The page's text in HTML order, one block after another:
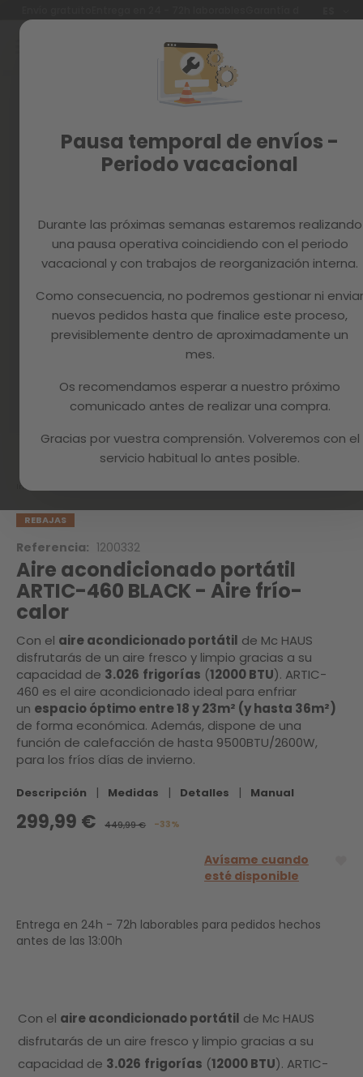
Pausa temporal de envíos -
Periodo vacacional
Durante las próximas semanas estaremos realizando
una pausa operativa coincidiendo con el periodo
vacacional y con trabajos de reorganización interna.
Como consecuencia, no podremos gestionar ni enviar
nuevos pedidos hasta que finalice este proceso,
previsiblemente dentro de aproximadamente un
mes.
Os recomendamos esperar a nuestro próximo
comunicado antes de realizar una compra.
Gracias por vuestra comprensión. Volveremos con el
servicio habitual lo antes posible.
beginning
gallery
Inicio
REBAJAS
Referencia: 1200332
Aire acondicionado portátil
ARTIC-460 BLACK - Aire frío-
calor
Con el aire acondicionado portátil de Mc HAUS
disfrutarás de un aire fresco y limpio gracias a su
capacidad de 3.026 frigorías (12000 BTU). ARTIC-
460 es el aire acondicionado ideal para enfriar
un espacio óptimo entre 18 y 23m² (y hasta 36m²)
de forma económica. Además, dispone de una
función de calefacción de hasta 9500BTU/2600W,
para los fríos días de invierno.
Descripción | Medidas | Detalles | Manual
299,99 € 449,99 € -33%
Avísame cuando
esté disponible
Entrega en 24h - 72h laborables para pedidos hechos
antes de las 13:00h
Con el aire acondicionado portátil de Mc HAUS
disfrutarás de un aire fresco y limpio gracias a su
capacidad de 3.026 frigorías (12000 BTU). ARTIC-